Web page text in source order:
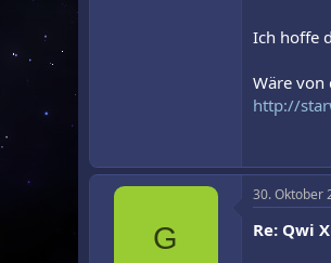
Ich hoffe
Wäre von
http://
G
30. Oktober
Re: Qwi